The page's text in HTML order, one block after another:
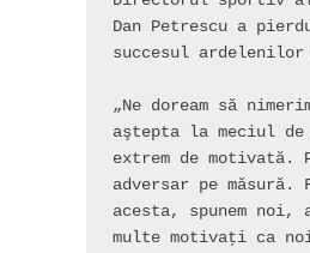
Dan Petrescu a
succesul ardelenilor
„Ne doream să
aştepta la meciul
extrem de motivată.
adversar pe
acesta, spunem
multe motivaţi ca